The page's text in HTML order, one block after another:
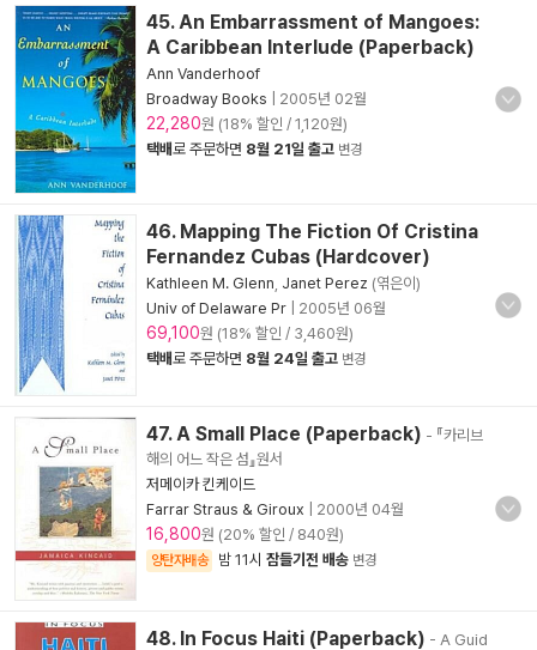
45. An Embarrassment of Mangoes:
A Caribbean Interlude (Paperback)
Ann Vanderhoof
Broadway Books
2005년 02월
22,280원 (18% 할인 / 1,120원)
택배로 주문하면 8월 21일 출고 변경
46. Mapping The Fiction Of Cristina
Fernandez Cubas (Hardcover)
Kathleen M. Glenn Janet Perez (엮은이)
Univ of Delaware Pr
2005년 06월
69,100원 (18% 할인 / 3,460원)
택배로 주문하면 8월 24일 출고 변경
47. A Small Place (Paperback) - 『카리브
해의 어느 작은 섬』원서
저메이카 킨케이드
Farrar Straus & Giroux
2000년 04월
16,800원 (20% 할인 / 840원)
양탄자배송 밤 11시 잠들기전 배송 변경
48. In Focus Haiti (Paperback) - A Guid